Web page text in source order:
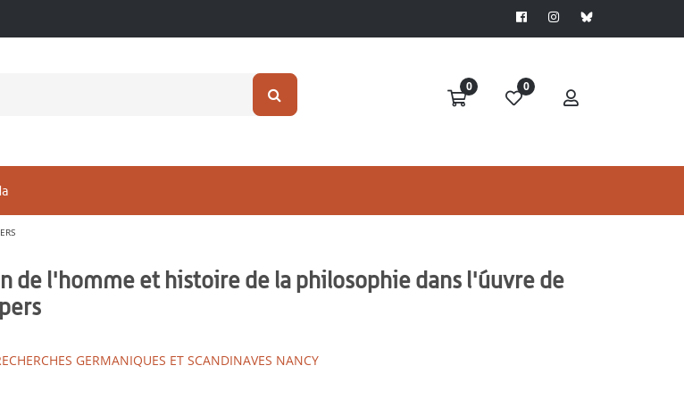
0 0
de l'homme et histoire de la philosophie dans l'úuvre de
GERMANIQUES ET SCANDINAVES NANCY